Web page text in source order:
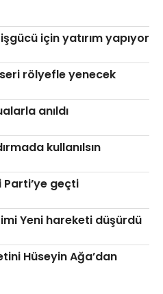
için yatırım yapıyor
rölyefle yenecek
anıldı
kullanılsın
Parti’ye geçti
Yeni hareketi düşürdü
Hüseyin Ağa’dan